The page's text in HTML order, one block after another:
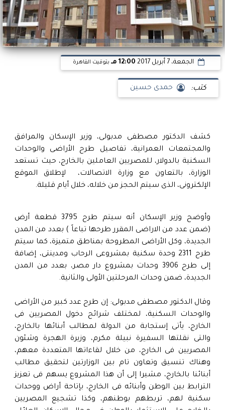
الجمعة، 7 أبريل 2017 12:00 مـ بتوقيت القاهرة
كتب: حمدى حسين
كشف الدكتور مصطفى مدبولى، وزير الإسكان والمرافق
والمجتمعات العمرانية، تفاصيل طرح الأراضى والوحدات
السكنية بالدولار، للمصريين العاملين بالخارج، حيث تستعد
الوزارة، بالتعاون مع وزارة الاتصالات، لإطلاق الموقع
الإلكترونى، الذى سيتم الحجز من خلاله، خلال أيام قليلة.
وأوضح وزير الإسكان أنه سيتم طرح 3795 قطعة أرض
(ضمن عدد من الاراضى المقرر طرحها تباعاً ) بعدد من المدن
الجديدة، وكل الأراضى المطروحة بمناطق متميزة، كما سيتم
طرح 2311 وحدة سكنية بمشروعى الرحاب ومدينتى، إضافة
إلى طرح 3906 وحدات بمشروع دار مصر، بعدد من المدن
الجديدة، ضمن وحدات المرحلتين الأولى والثانية.
وقال الدكتور مصطفى مدبولى: إن طرح عدد كبير من الأراضى
والوحدات السكنية، لمختلف شرائح دخول المصريين فى
الخارج، يأتى إستجابة من الدولة لمطالب أبنائها بالخارج،
والتى نقلتها السفيرة نبيلة مكرم، وزيرة الهجرة وشئون
المصريين فى الخارج، من خلال لقاءاتها المتعددة معهم،
وهناك تنسيق وتعاون تام بين الوزارتين لتحقيق مطالب
أبنائنا بالخارج، مشيرا إلى أن هذا المشروع يسهم فى تعزيز
الترابط بين الوطن وأبنائه فى الخارج، بإتاحة أراض ووحدات
سكنية لهم، تربطهم بوطنهم، وكذا تشجيع المصريين